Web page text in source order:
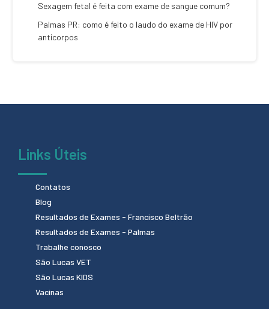
Sexagem fetal é feita com exame de sangue comum?
Palmas PR: como é feito o laudo do exame de HIV por
anticorpos
Links Úteis
Contatos
Blog
Resultados de Exames - Francisco Beltrão
Resultados de Exames - Palmas
Trabalhe conosco
São Lucas VET
São Lucas KIDS
Vacinas